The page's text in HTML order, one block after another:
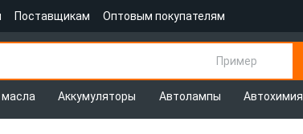
Поставщикам Оптовым покупателям
Пример
Аккумуляторы Автолампы Автохимия